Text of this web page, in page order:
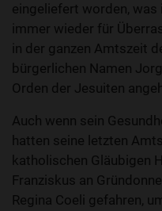
eingeliefert worden, was
immer wieder für
in der ganzen Amtszeit
bürgerlichen Namen
Orden der Jesuiten
Auch wenn sein
hatten seine letzten
katholischen Gläubigen
Franziskus an
Regina Coeli gefahren,